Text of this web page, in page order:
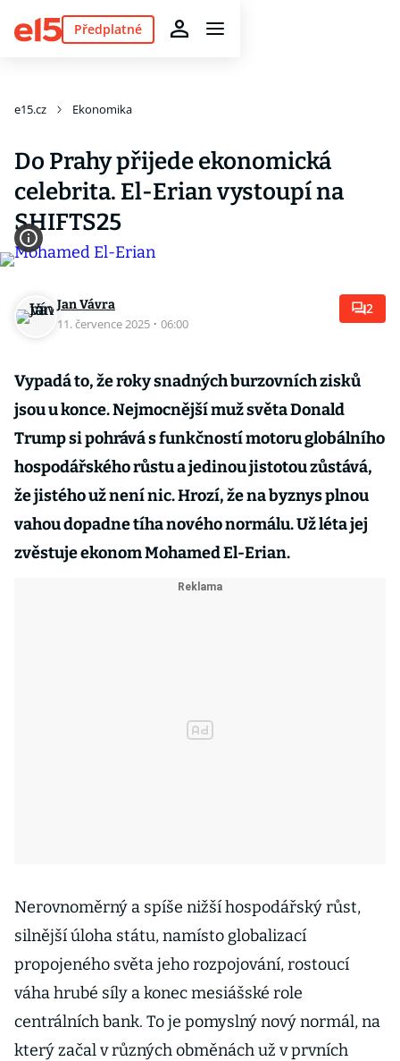
Předplatné
e15.cz Ekonomika
Do Prahy přijede ekonomická
celebrita. El-Erian vystoupí na
SHIFTS25
Jan Vávra
11. července 2025 · 06:00
2
Vypadá to, že roky snadných burzovních zisků
jsou u konce. Nejmocnější muž světa Donald
Trump si pohrává s funkčností motoru globálního
hospodářského růstu a jedinou jistotou zůstává,
že jistého už není nic. Hrozí, že na byznys plnou
vahou dopadne tíha nového normálu. Už léta jej
zvěstuje ekonom Mohamed El-Erian.
Nerovnoměrný a spíše nižší hospodářský růst,
silnější úloha státu, namísto globalizací
propojeného světa jeho rozpojování, rostoucí
váha hrubé síly a konec mesiášské role
centrálních bank. To je pomyslný nový normál, na
který začal v různých obměnách už v prvních